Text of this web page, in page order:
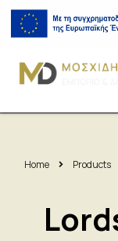
Home Products